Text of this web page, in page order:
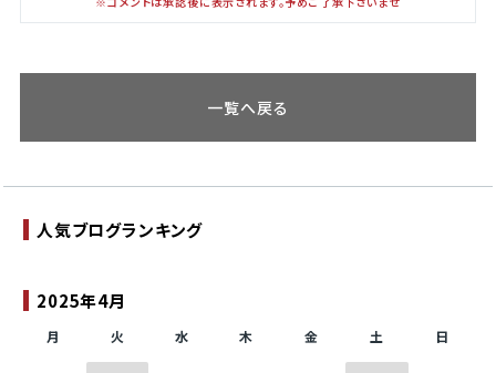
一覧へ戻る
2025年4月
月 火 水 木 金 土 日
人気ブログランキング